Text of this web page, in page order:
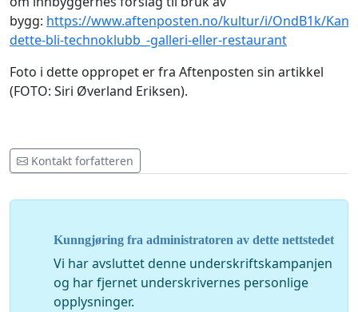
bygg: https://www.aftenposten.no/kultur/i/OndB1k/Kan-
dette-bli-technoklubb_-galleri-eller-restaurant
Foto i dette oppropet er fra Aftenposten sin artikkel
(FOTO: Siri Øverland Eriksen).
Kontakt forfatteren
Kunngjøring fra administratoren av dette nettstedet
Vi har avsluttet denne underskriftskampanjen
og har fjernet underskrivernes personlige
opplysninger.